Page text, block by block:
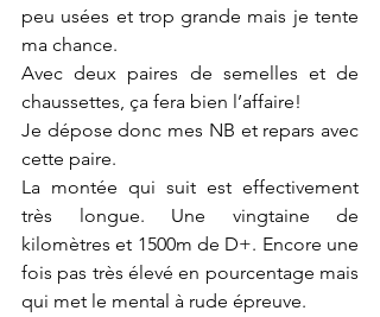
peu usées et trop grande mais je tente
ma chance.
Avec deux paires de semelles et de
chaussettes, ça fera bien l’affaire!
Je dépose donc mes NB et repars avec
cette paire.
La montée qui suit est effectivement
très longue. Une vingtaine de
kilomètres et 1500m de D+. Encore une
fois pas très élevé en pourcentage mais
qui met le mental à rude épreuve.